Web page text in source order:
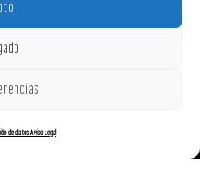
de datosAviso Legal